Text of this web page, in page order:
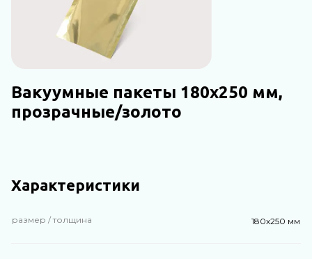
Вакуумные пакеты 180х250 мм,
прозрачные/золото
Характеристики
размер / толщина 180х250 мм